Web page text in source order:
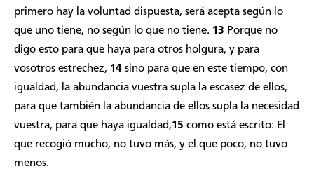
primero hay la voluntad dispuesta, será acepta según lo
que uno tiene, no según lo que no tiene. 13 Porque no
digo esto para que haya para otros holgura, y para
vosotros estrechez, 14 sino para que en este tiempo, con
igualdad, la abundancia vuestra supla la escasez de ellos,
para que también la abundancia de ellos supla la necesidad
vuestra, para que haya igualdad,15 como está escrito: El
que recogió mucho, no tuvo más, y el que poco, no tuvo
menos.